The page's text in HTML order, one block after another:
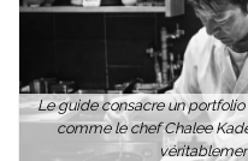
Le guide consacre un
comme le chef Chalee